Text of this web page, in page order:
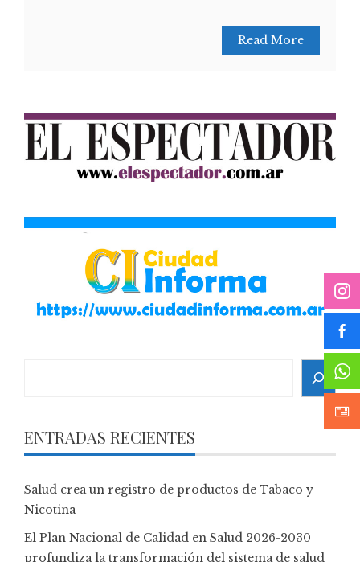
Read More
ENTRADAS RECIENTES
Salud crea un registro de productos de Tabaco y
Nicotina
El Plan Nacional de Calidad en Salud 2026-2030
profundiza la transformación del sistema de salud